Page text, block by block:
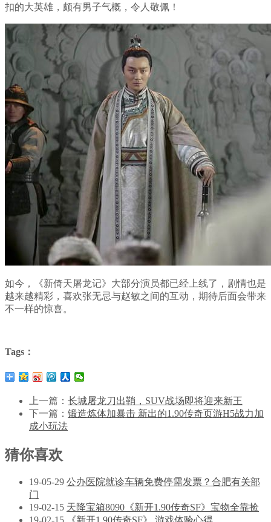
扣的大英雄，颇有男子气概，令人敬佩！
如今，《新倚天屠龙记》大部分演员都已经上线了，剧情也是
越来越精彩，喜欢张无忌与赵敏之间的互动，期待后面会带来
不一样的惊喜。
Tags：
上一篇： 长城屠龙刀出鞘，SUV战场即将迎来新王
下一篇： 锻造炼体加暴击 新出的1.90传奇页游H5战力加
成小玩法
猜你喜欢
19-05-29 公办医院就诊车辆免费停需发票？合肥有关部
门
19-02-15 天降宝箱8090《新开1.90传奇SF》宝物全靠捡